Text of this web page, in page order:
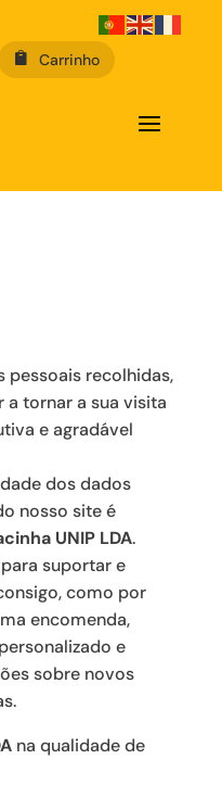
 Carrinho
pessoais recolhidas,
a tornar a sua visita
e agradável
dos dados
nosso site é
UNIP LDA.
suportar e
como por
encomenda,
e
sobre novos
na qualidade de